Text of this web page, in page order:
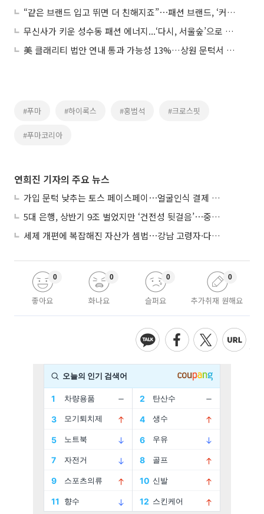
“같은 브랜드 입고 뛰면 더 친해지죠”⋯패션 브랜드, ‘커뮤니티 마케팅’ 후끈
무신사가 키운 성수동 패션 에너지...‘다시, 서울숲’으로 확장 중
美 클래리티 법안 연내 통과 가능성 13%…상원 문턱서 제동
#푸마 #하이록스 #홍범석 #크로스핏
#푸마코리아
연희진 기자의 주요 뉴스
가입 문턱 낮추는 토스 페이스페이⋯얼굴인식 결제 확산 속도낸다
5대 은행, 상반기 9조 벌었지만 ‘건전성 뒷걸음’⋯중기대출 문턱 높아지나
세제 개편에 복잡해진 자산가 셈법⋯강남 고령자·다주택자 ‘자산재편 고심’
좋아요
0
화나요
0
슬퍼요
0
추가취재 원해요
0